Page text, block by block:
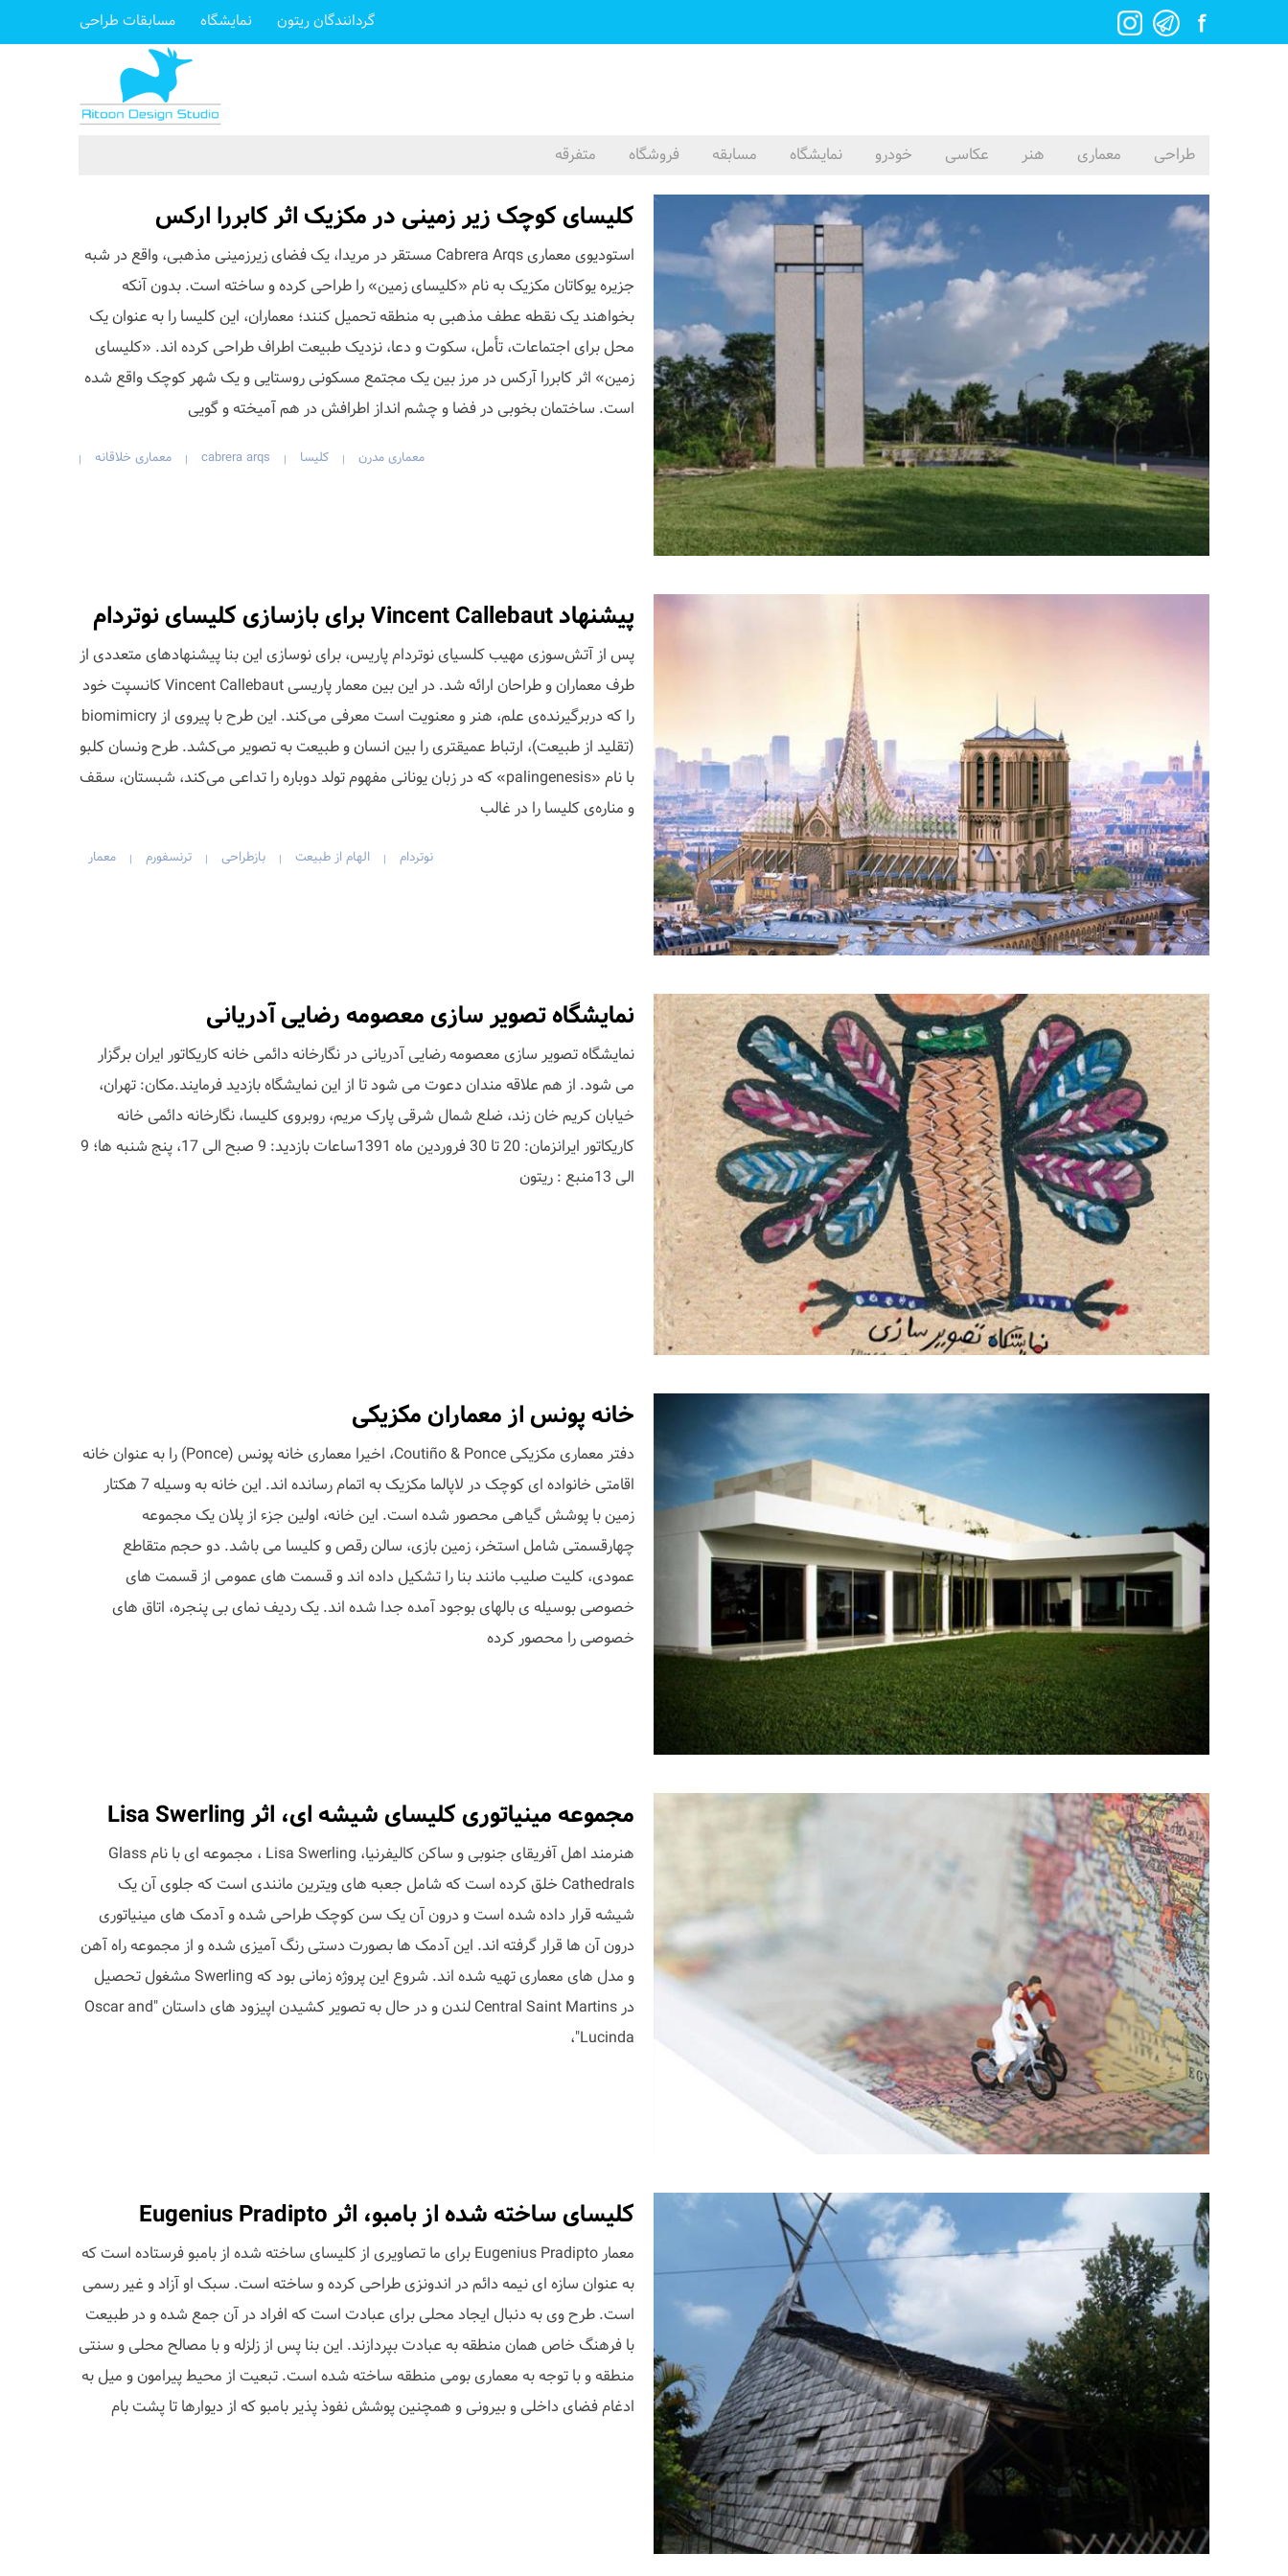
گردانندگان ریتون نمایشگاه مسابقات طراحی
طراحی معماری هنر عکاسی خودرو نمایشگاه مسابقه فروشگاه متفرقه
کلیسای کوچک زیر زمینی در مکزیک اثر کابررا ارکس
استودیوی معماری Cabrera Arqs مستقر در مریدا، یک فضای زیرزمینی مذهبی، واقع در شبه
جزیره یوکاتان مکزیک به نام «کلیسای زمین» را طراحی کرده و ساخته است. بدون آنکه
بخواهند یک نقطه عطف مذهبی به منطقه تحمیل کنند؛ معماران، این کلیسا را به عنوان یک
محل برای اجتماعات، تأمل، سکوت و دعا، نزدیک طبیعت اطراف طراحی کرده اند. «کلیسای
زمین» اثر کابررا آرکس در مرز بین یک مجتمع مسکونی روستایی و یک شهر کوچک واقع شده
است. ساختمان بخوبی در فضا‌ و چشم انداز اطرافش در هم آمیخته و گویی
معماری مدرن | کلیسا |
cabrera arqs
| معماری خلاقانه |
پیشنهاد Vincent Callebaut برای بازسازی کلیسای نوتردام
پس از آتش‌سوزی مهیب کلسیای نوتردام پاریس، برای نوسازی این بنا پیشنهادهای متعددی از
طرف معماران و طراحان ارائه شد. در این بین معمار پاریسی Vincent Callebaut کانسپت خود
را که دربرگیرنده‌ی علم، هنر و معنویت است معرفی می‌کند. این طرح با پیروی از biomimicry
(تقلید از طبیعت)، ارتباط عمیقتری را بین انسان و طبیعت به تصویر می‌کشد. طرح ونسان کلبو
با نام «palingenesis» که در زبان یونانی مفهوم تولد دوباره را تداعی می‌کند، شبستان، سقف
و مناره‌ی کلیسا را در غالب
نوتردام | الهام از طبیعت | بازطراحی | ترنسفورم | معمار
نمایشگاه تصویر سازی معصومه رضایی آدریانی
نمایشگاه تصویر سازی معصومه رضایی آدریانی در نگارخانه دائمی خانه کاریکاتور ایران برگزار
می شود. از هم علاقه مندان دعوت می شود تا از این نمایشگاه بازدید فرمایند.مکان: تهران،
خیابان کریم خان زند، ضلع شمال شرقی پارک مریم، روبروی کلیسا، نگارخانه دائمی خانه
کاریکاتور ایرانزمان: 20 تا 30 فروردین ماه 1391ساعات بازدید: 9 صبح الی 17، پنج شنبه ها؛ 9
الی 13منبع : ریتون
خانه پونس از معماران مکزیکی
دفتر معماری مکزیکی Coutiño & Ponce، اخیرا معماری خانه پونس (Ponce) را به عنوان خانه
اقامتی خانواده ای کوچک در لاپالما مکزیک به اتمام رسانده اند. این خانه به وسیله 7 هکتار
زمین با پوشش گیاهی محصور شده است. این خانه، اولین جزء از پلان یک مجموعه
چهارقسمتی شامل استخر، زمین بازی، سالن رقص و کلیسا می باشد. دو حجم متقاطع
عمودی، کلیت صلیب مانند بنا را تشکیل داده اند و قسمت های عمومی از قسمت های
خصوصی بوسیله ی بالهای بوجود آمده جدا شده اند. یک ردیف نمای بی پنجره، اتاق های
خصوصی را محصور کرده
مجموعه مینیاتوری کلیسای شیشه ای، اثر Lisa Swerling
هنرمند اهل آفریقای جنوبی و ساکن کالیفرنیا، Lisa Swerling ، مجموعه ای با نام Glass
Cathedrals خلق کرده است که شامل جعبه های ویترین مانندی است که جلوی آن یک
شیشه قرار داده شده است و درون آن یک سن کوچک طراحی شده و آدمک های مینیاتوری
درون آن ها قرار گرفته اند. این آدمک ها بصورت دستی رنگ آمیزی شده و از مجموعه راه آهن
و مدل های معماری تهیه شده اند. شروع این پروژه زمانی بود که Swerling مشغول تحصیل
در Central Saint Martins لندن و در حال به تصویر کشیدن اپیزود های داستان "Oscar and
Lucinda"،
کلیسای ساخته شده از بامبو، اثر Eugenius Pradipto
معمار Eugenius Pradipto برای ما تصاویری از کلیسای ساخته شده از بامبو فرستاده است که
به عنوان سازه ای نیمه دائم در اندونزی طراحی کرده و ساخته است. سبک او آزاد و غیر رسمی
است. طرح وی به دنبال ایجاد محلی برای عبادت است که افراد در آن جمع شده و در طبیعت
با فرهنگ خاص همان منطقه به عبادت بپردازند. این بنا پس از زلزله و با مصالح محلی و سنتی
منطقه و با توجه به معماری بومی منطقه ساخته شده است. تبعیت از محیط پیرامون و میل به
ادغام فضای داخلی و بیرونی و همچنین پوشش نفوذ پذیر بامبو که از دیوارها تا پشت بام